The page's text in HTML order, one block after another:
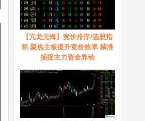
【亢龙无悔】竞价排序/选股指
标 聚焦主板提升竞价效率 精准
捕捉主力资金异动